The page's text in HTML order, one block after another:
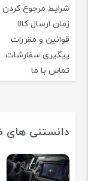
شرایط مرجوع
زمان ارسال کالا
قوانین و مقررات
پیگیری سفارشات
تماس با ما
دانستنی های